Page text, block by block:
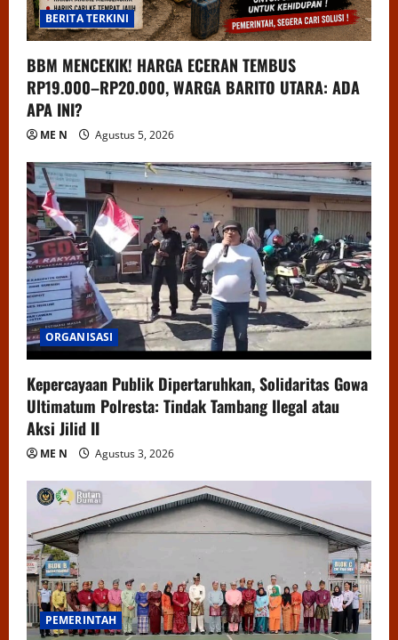
BERITA TERKINI
BBM MENCEKIK! HARGA ECERAN TEMBUS
RP19.000–RP20.000, WARGA BARITO UTARA: ADA
APA INI?
ME N Agustus 5, 2026
ORGANISASI
Kepercayaan Publik Dipertaruhkan, Solidaritas Gowa
Ultimatum Polresta: Tindak Tambang Ilegal atau
Aksi Jilid II
ME N Agustus 3, 2026
PEMERINTAH